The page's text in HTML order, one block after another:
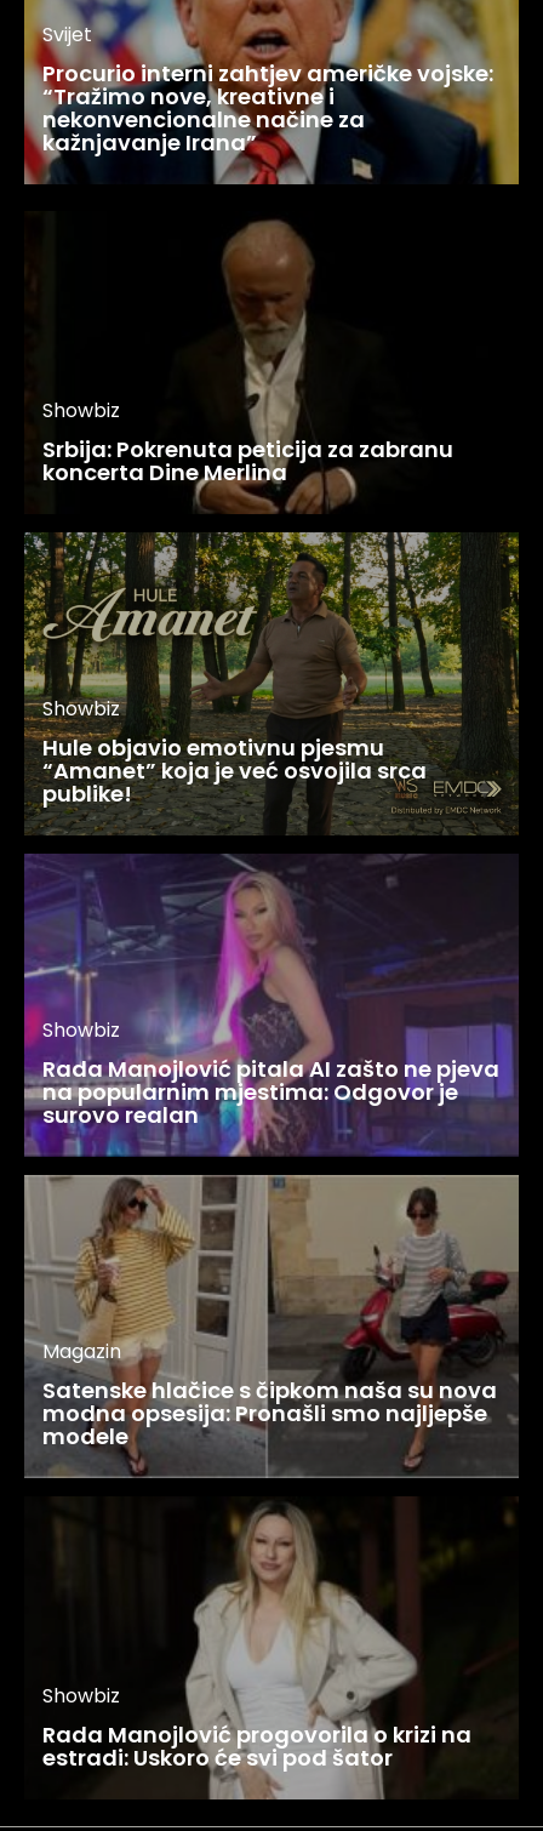
Svijet
Procurio interni zahtjev američke vojske:
“Tražimo nove, kreativne i
nekonvencionalne načine za
kažnjavanje Irana”
Showbiz
Srbija: Pokrenuta peticija za zabranu
koncerta Dine Merlina
Showbiz
Hule objavio emotivnu pjesmu
“Amanet” koja je već osvojila srca
publike!
Showbiz
Rada Manojlović pitala AI zašto ne pjeva
na popularnim mjestima: Odgovor je
surovo realan
Magazin
Satenske hlačice s čipkom naša su nova
modna opsesija: Pronašli smo najljepše
modele
Showbiz
Rada Manojlović progovorila o krizi na
estradi: Uskoro će svi pod šator